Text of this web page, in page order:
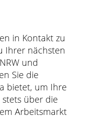
in Kontakt zu
Ihrer nächsten
und
Sie die
bietet, um Ihre
über die
Arbeitsmarkt